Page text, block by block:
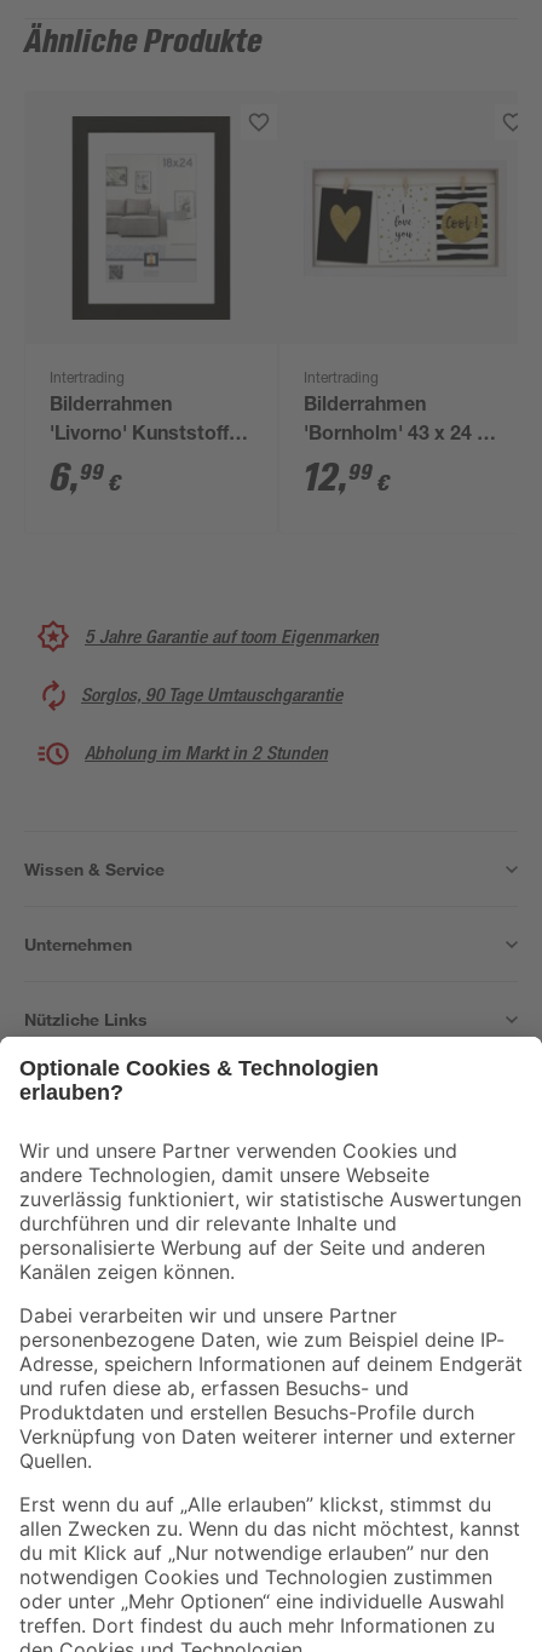
Ähnliche Produkte
Intertrading
Bilderrahmen
'Livorno' Kunststoff
schwarz 18 x 24 cm
6,99 €
Intertrading
Bilderrahmen
'Bornholm' 43 x 24 cm
weiß
12,99 €
5 Jahre Garantie auf toom Eigenmarken
Sorglos, 90 Tage Umtauschgarantie
Abholung im Markt in 2 Stunden
Wissen & Service
Unternehmen
Nützliche Links
Der toom Newsletter: Keine Angebote und Aktionen mehr verpassen!
Zur Newsletter Anmeldung
Folge uns
Zahlungsarten Versandarten
Sicher einkaufen
Jetzt die toom-App herunterladen